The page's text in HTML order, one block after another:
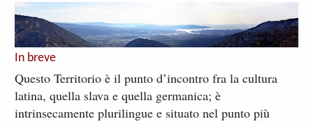
In breve
Questo Territorio è il punto d’incontro fra la cultura
latina, quella slava e quella germanica; è
intrinsecamente plurilingue e situato nel punto più